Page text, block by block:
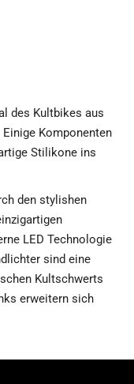
des Kultbikes aus
Komponenten
Stilikone ins
den stylishen
LED Technologie
sind eine
Kultschwerts
erweitern sich